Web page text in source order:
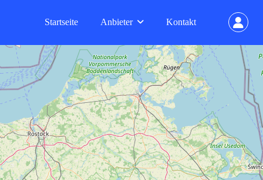
Startseite Anbieter Kontakt